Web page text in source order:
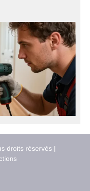
droits réservés |